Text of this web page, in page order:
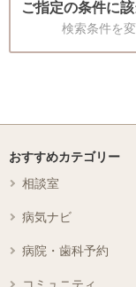
ご指定の条件に
検索条件を
おすすめカテゴリー
相談室
病気ナビ
病院・歯科予約